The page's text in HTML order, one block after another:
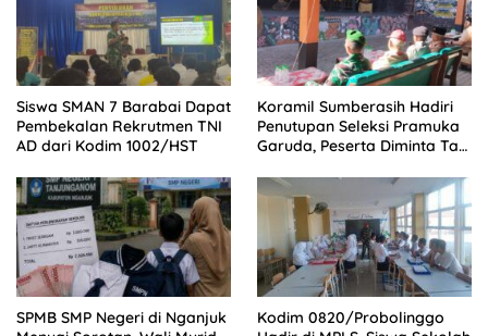
Siswa SMAN 7 Barabai Dapat
Pembekalan Rekrutmen TNI
AD dari Kodim 1002/HST
Koramil Sumberasih Hadiri
Penutupan Seleksi Pramuka
Garuda, Peserta Diminta Tak
SPMB SMP Negeri di Nganjuk
Kodim 0820/Probolinggo